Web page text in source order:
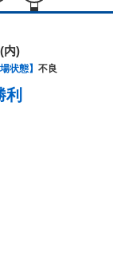
(内)
場状態】 不良